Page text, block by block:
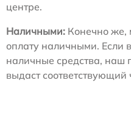
центре.
Наличными: Конечно
оплату наличными. Если
наличные средства, наш
выдаст